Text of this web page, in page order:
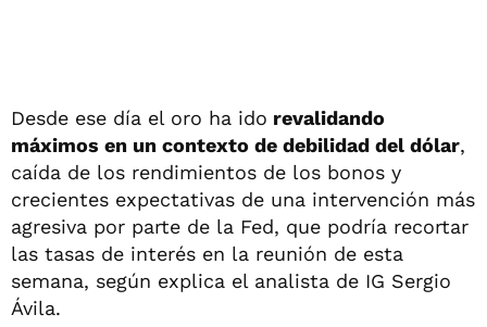
Desde ese día el oro ha ido revalidando
máximos en un contexto de debilidad del dólar,
caída de los rendimientos de los bonos y
crecientes expectativas de una intervención más
agresiva por parte de la Fed, que podría recortar
las tasas de interés en la reunión de esta
semana, según explica el analista de IG Sergio
Ávila.